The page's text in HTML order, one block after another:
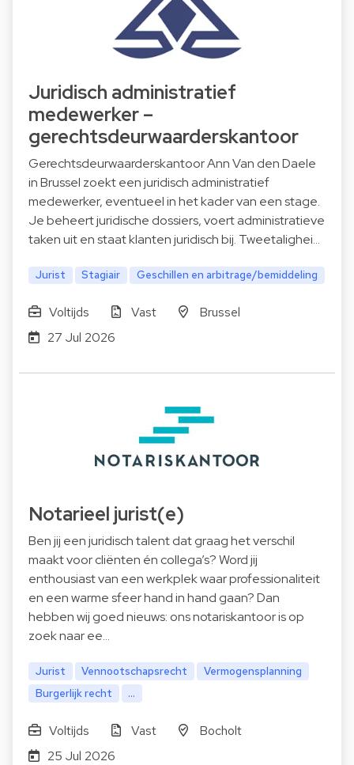
Juridisch administratief
medewerker –
gerechtsdeurwaarderskantoor
Gerechtsdeurwaarderskantoor Ann Van den Daele
in Brussel zoekt een juridisch administratief
medewerker, eventueel in het kader van een stage.
Je beheert juridische dossiers, voert administratieve
taken uit en staat klanten juridisch bij. Tweetalighei…
Jurist Stagiair Geschillen en arbitrage/bemiddeling
Voltijds Vast
Brussel
27 Jul 2026
Notarieel jurist(e)
Ben jij een juridisch talent dat graag het verschil
maakt voor cliënten én collega’s? Word jij
enthousiast van een werkplek waar professionaliteit
en een warme sfeer hand in hand gaan? Dan
hebben wij goed nieuws: ons notariskantoor is op
zoek naar ee…
Jurist Vennootschapsrecht
Vermogensplanning
Burgerlijk recht
...
Voltijds Vast
Bocholt
25 Jul 2026